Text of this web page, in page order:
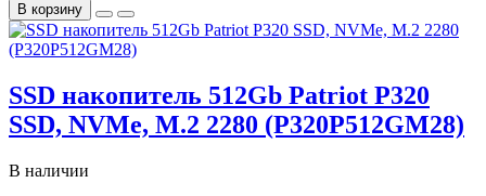
В корзину
SSD накопитель 512Gb Patriot P320
SSD, NVMe, M.2 2280 (P320P512GM28)
В наличии